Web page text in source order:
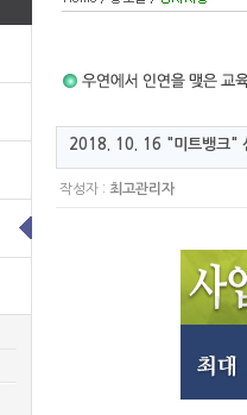
2018. 10. 16 "미트뱅크"
작성자 : 최고관리자